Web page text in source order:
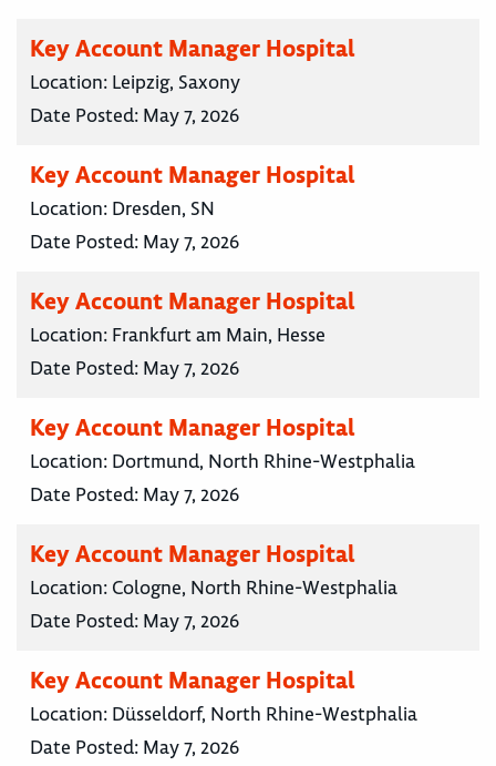
Key Account Manager Hospital
Location: Leipzig, Saxony
Date Posted: May 7, 2026
Key Account Manager Hospital
Location: Dresden, SN
Date Posted: May 7, 2026
Key Account Manager Hospital
Location: Frankfurt am Main, Hesse
Date Posted: May 7, 2026
Key Account Manager Hospital
Location: Dortmund, North Rhine-Westphalia
Date Posted: May 7, 2026
Key Account Manager Hospital
Location: Cologne, North Rhine-Westphalia
Date Posted: May 7, 2026
Key Account Manager Hospital
Location: Düsseldorf, North Rhine-Westphalia
Date Posted: May 7, 2026